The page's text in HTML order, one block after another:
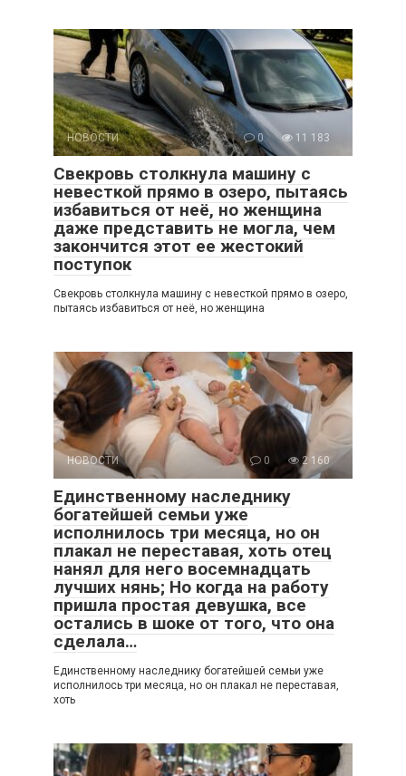
НОВОСТИ 0 11 183
Свекровь столкнула машину с
невесткой прямо в озеро, пытаясь
избавиться от неё, но женщина
даже представить не могла, чем
закончится этот ее жестокий
поступок
Свекровь столкнула машину с невесткой прямо в озеро,
пытаясь избавиться от неё, но женщина
НОВОСТИ 0 2 160
Единственному наследнику
богатейшей семьи уже
исполнилось три месяца, но он
плакал не переставая, хоть отец
нанял для него восемнадцать
лучших нянь; Но когда на работу
пришла простая девушка, все
остались в шоке от того, что она
сделала…
Единственному наследнику богатейшей семьи уже
исполнилось три месяца, но он плакал не переставая,
хоть